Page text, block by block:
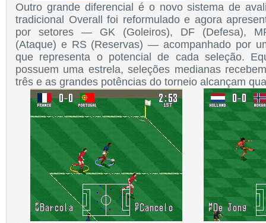
Outro grande diferencial é o novo sistema de
tradicional Overall foi reformulado e agora
por setores — GK (Goleiros), DF (Defesa),
(Ataque) e RS (Reservas) — acompanhado por
que representa o potencial de cada seleção.
possuem uma estrela, seleções medianas
três e as grandes potências do torneio alcançam